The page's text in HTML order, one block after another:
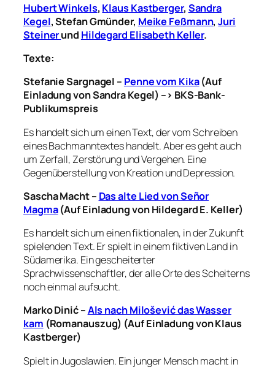
Hubert Winkels, Klaus Kastberger, Sandra
Kegel,Stefan Gmünder, Meike Feßmann,Juri
Steinerund Hildegard Elisabeth Keller.
Texte:
Stefanie Sargnagel – Penne vom Kika(Auf
Einladung von Sandra Kegel) –> BKS-Bank-
Publikumspreis
Es handelt sich um einen Text, der vom Schreiben
eines Bachmanntextes handelt. Aber es geht auch
um Zerfall, Zerstörung und Vergehen. Eine
Gegenüberstellung von Kreation und Depression.
Sascha Macht – Das alte Lied von Señor
Magma(Auf Einladung von Hildegard E. Keller)
Es handelt sich um einen fiktionalen, in der Zukunft
spielenden Text. Er spielt in einem fiktiven Land in
Südamerika. Ein gescheiterter
Sprachwissenschaftler, der alle Orte des Scheiterns
noch einmal aufsucht.
Marko Dinić –Als nach Milošević das Wasser
kam (Romanauszug) (Auf Einladung von Klaus
Kastberger)
Spielt in Jugoslawien. Ein junger Mensch macht in